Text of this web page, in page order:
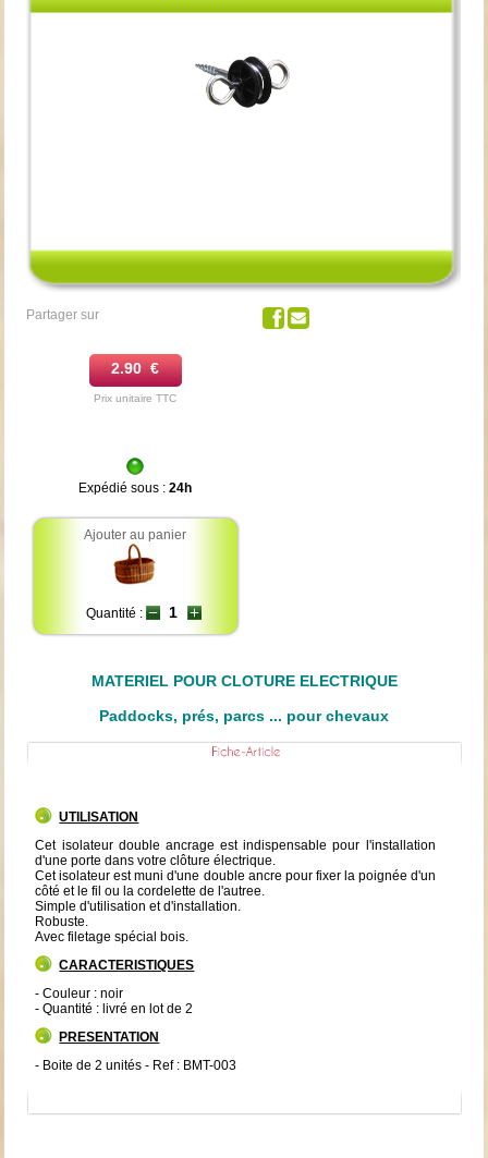
Partager sur
2.90 €
Prix unitaire TTC
Expédié sous :24h
Ajouter au panier
Quantité :
MATERIEL POUR CLOTURE ELECTRIQUE
Paddocks, prés, parcs ... pour chevaux
UTILISATION
Cet isolateur double ancrage est indispensable pour l'installation
d'une porte dans votre clôture électrique.
Cet isolateur est muni d'une double ancre pour fixer la poignée d'un
côté et le fil ou la cordelette de l'autree.
Simple d'utilisation et d'installation.
Robuste.
Avec filetage spécial bois.
CARACTERISTIQUES
- Couleur : noir
- Quantité : livré en lot de 2
PRESENTATION
- Boite de 2 unités - Ref : BMT-003